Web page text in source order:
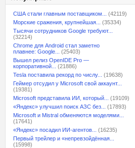
США стали главным поставщиком...
(42119)
Морские сражения, крупнейшая...
(35334)
Тысячи сотрудников Google требуют...
(32214)
Chrome для Android стал заметно
плавнее: Google...
(25403)
Вышел релиз OpenIDE Pro —
корпоративной...
(21886)
Tesla поставила рекорд по числу...
(19638)
Геймер отсудил у Microsoft свой аккаунт...
(19381)
Microsoft представила ИИ, который...
(19109)
«Яндекс» улучшил поиск АЗС без...
(17893)
Microsoft и Mistral обменяются моделями...
(17641)
«Яндекс» посадил ИИ-агентов...
(16235)
Первый трейлер и «непревзойдённая...
(15998)